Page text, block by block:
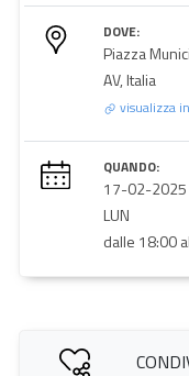
DOVE:
Piazza
AV, Italia
visualizza
QUANDO:
17-02-2025
LUN
dalle 18:00